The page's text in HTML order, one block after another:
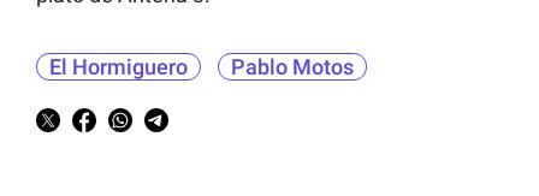
El Hormiguero Pablo Motos